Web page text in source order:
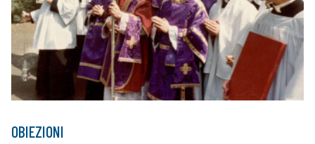
OBIEZIONI